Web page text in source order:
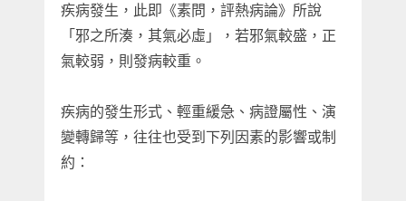
疾病發生，此即《素問，評熱病論》所說
「邪之所湊，其氣必虛」，若邪氣較盛，正
氣較弱，則發病較重。
疾病的發生形式、輕重緩急、病證屬性、演
變轉歸等，往往也受到下列因素的影響或制
約：